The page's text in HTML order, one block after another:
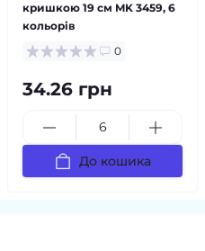
кришкою 19 см MK 3459, 6
кольорів
0
34.26 грн
До кошика